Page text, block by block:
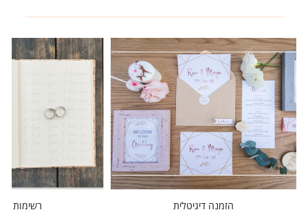
הזמנה דיגיטלית רשימות